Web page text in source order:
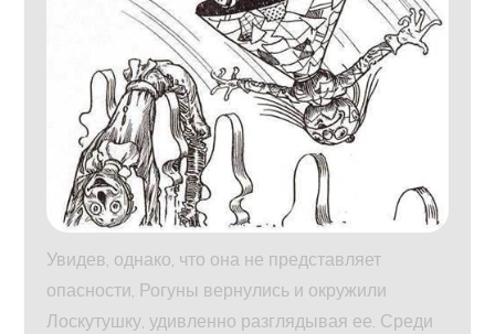
Увидев, однако, что она не представляет
опасности, Рогуны вернулись и окружили
Лоскутушку, удивленно разглядывая ее. Среди